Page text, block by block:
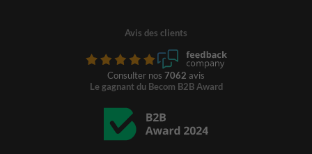
Avis des clients
Consulter nos 7062 avis
Le gagnant du Becom B2B Award